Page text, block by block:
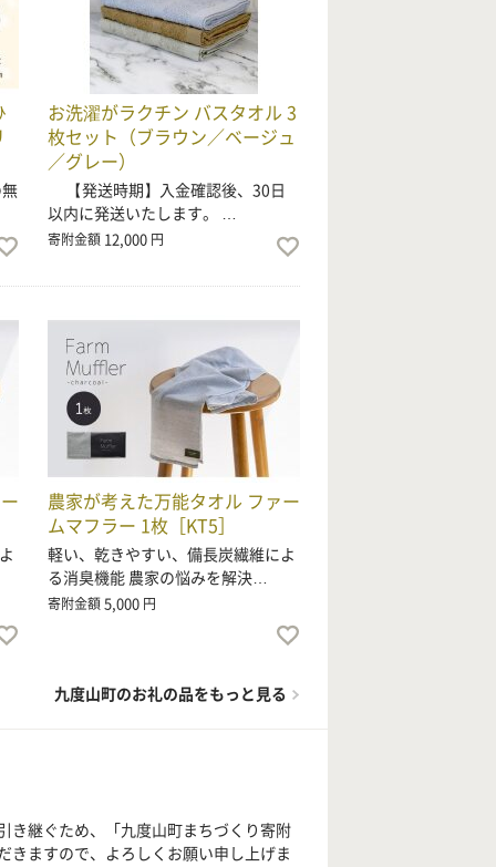
お洗濯がラクチン バスタオル 3
枚セット（ブラウン／ベージュ
／グレー）
【発送時期】入金確認後、30日
以内に発送いたします。 …
寄附金額 12,000 円
農家が考えた万能タオル ファー
ムマフラー 1枚［KT5］
軽い、乾きやすい、備長炭繊維によ
る消臭機能 農家の悩みを解決…
寄附金額5,000 円
九度山町のお礼の品をもっと見る
き継ぐため、「九度山町まちづくり寄附
きますので、よろしくお願い申し上げま